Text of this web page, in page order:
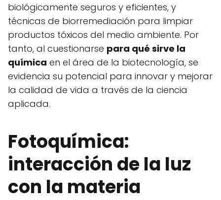
biológicamente seguros y eficientes, y
técnicas de biorremediación para limpiar
productos tóxicos del medio ambiente. Por
tanto, al cuestionarse para qué sirve la
química en el área de la biotecnología, se
evidencia su potencial para innovar y mejorar
la calidad de vida a través de la ciencia
aplicada.
Fotoquímica:
interacción de la luz
con la materia